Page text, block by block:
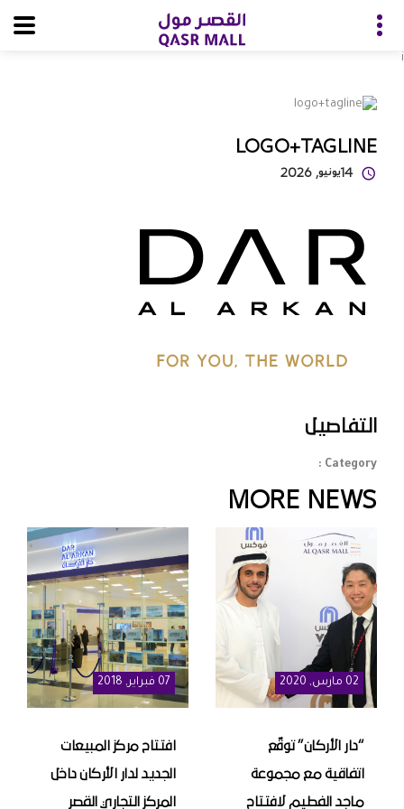
i
LOGO+TAGLINE
14يونيو, 2026
التفاصيل
Category :
MORE NEWS
02 مارس, 2020
“دار الأركان” توقّع
اتفاقية مع مجموعة
ماجد الفطيم لافتتاح
07 فبراير, 2018
افتتاح مركز المبيعات
الجديد لدار الأركان داخل
المركز التجاري القصر